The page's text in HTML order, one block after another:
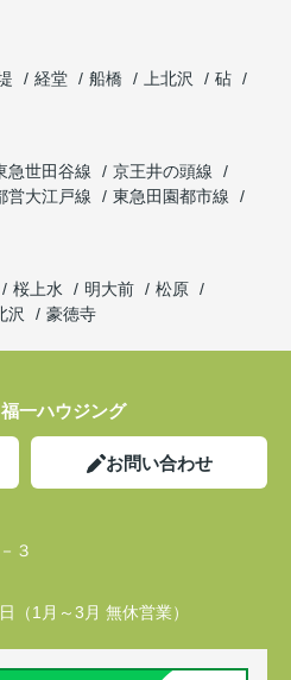
経堂 船橋 上北沢
砧
急世田谷線
京王井の頭線
営大江戸線
東急田園都市線
桜上水 明大前
松原
沢 豪徳寺
一ハウジング
お問い合わせ
３
（1月～3月 無休営業）